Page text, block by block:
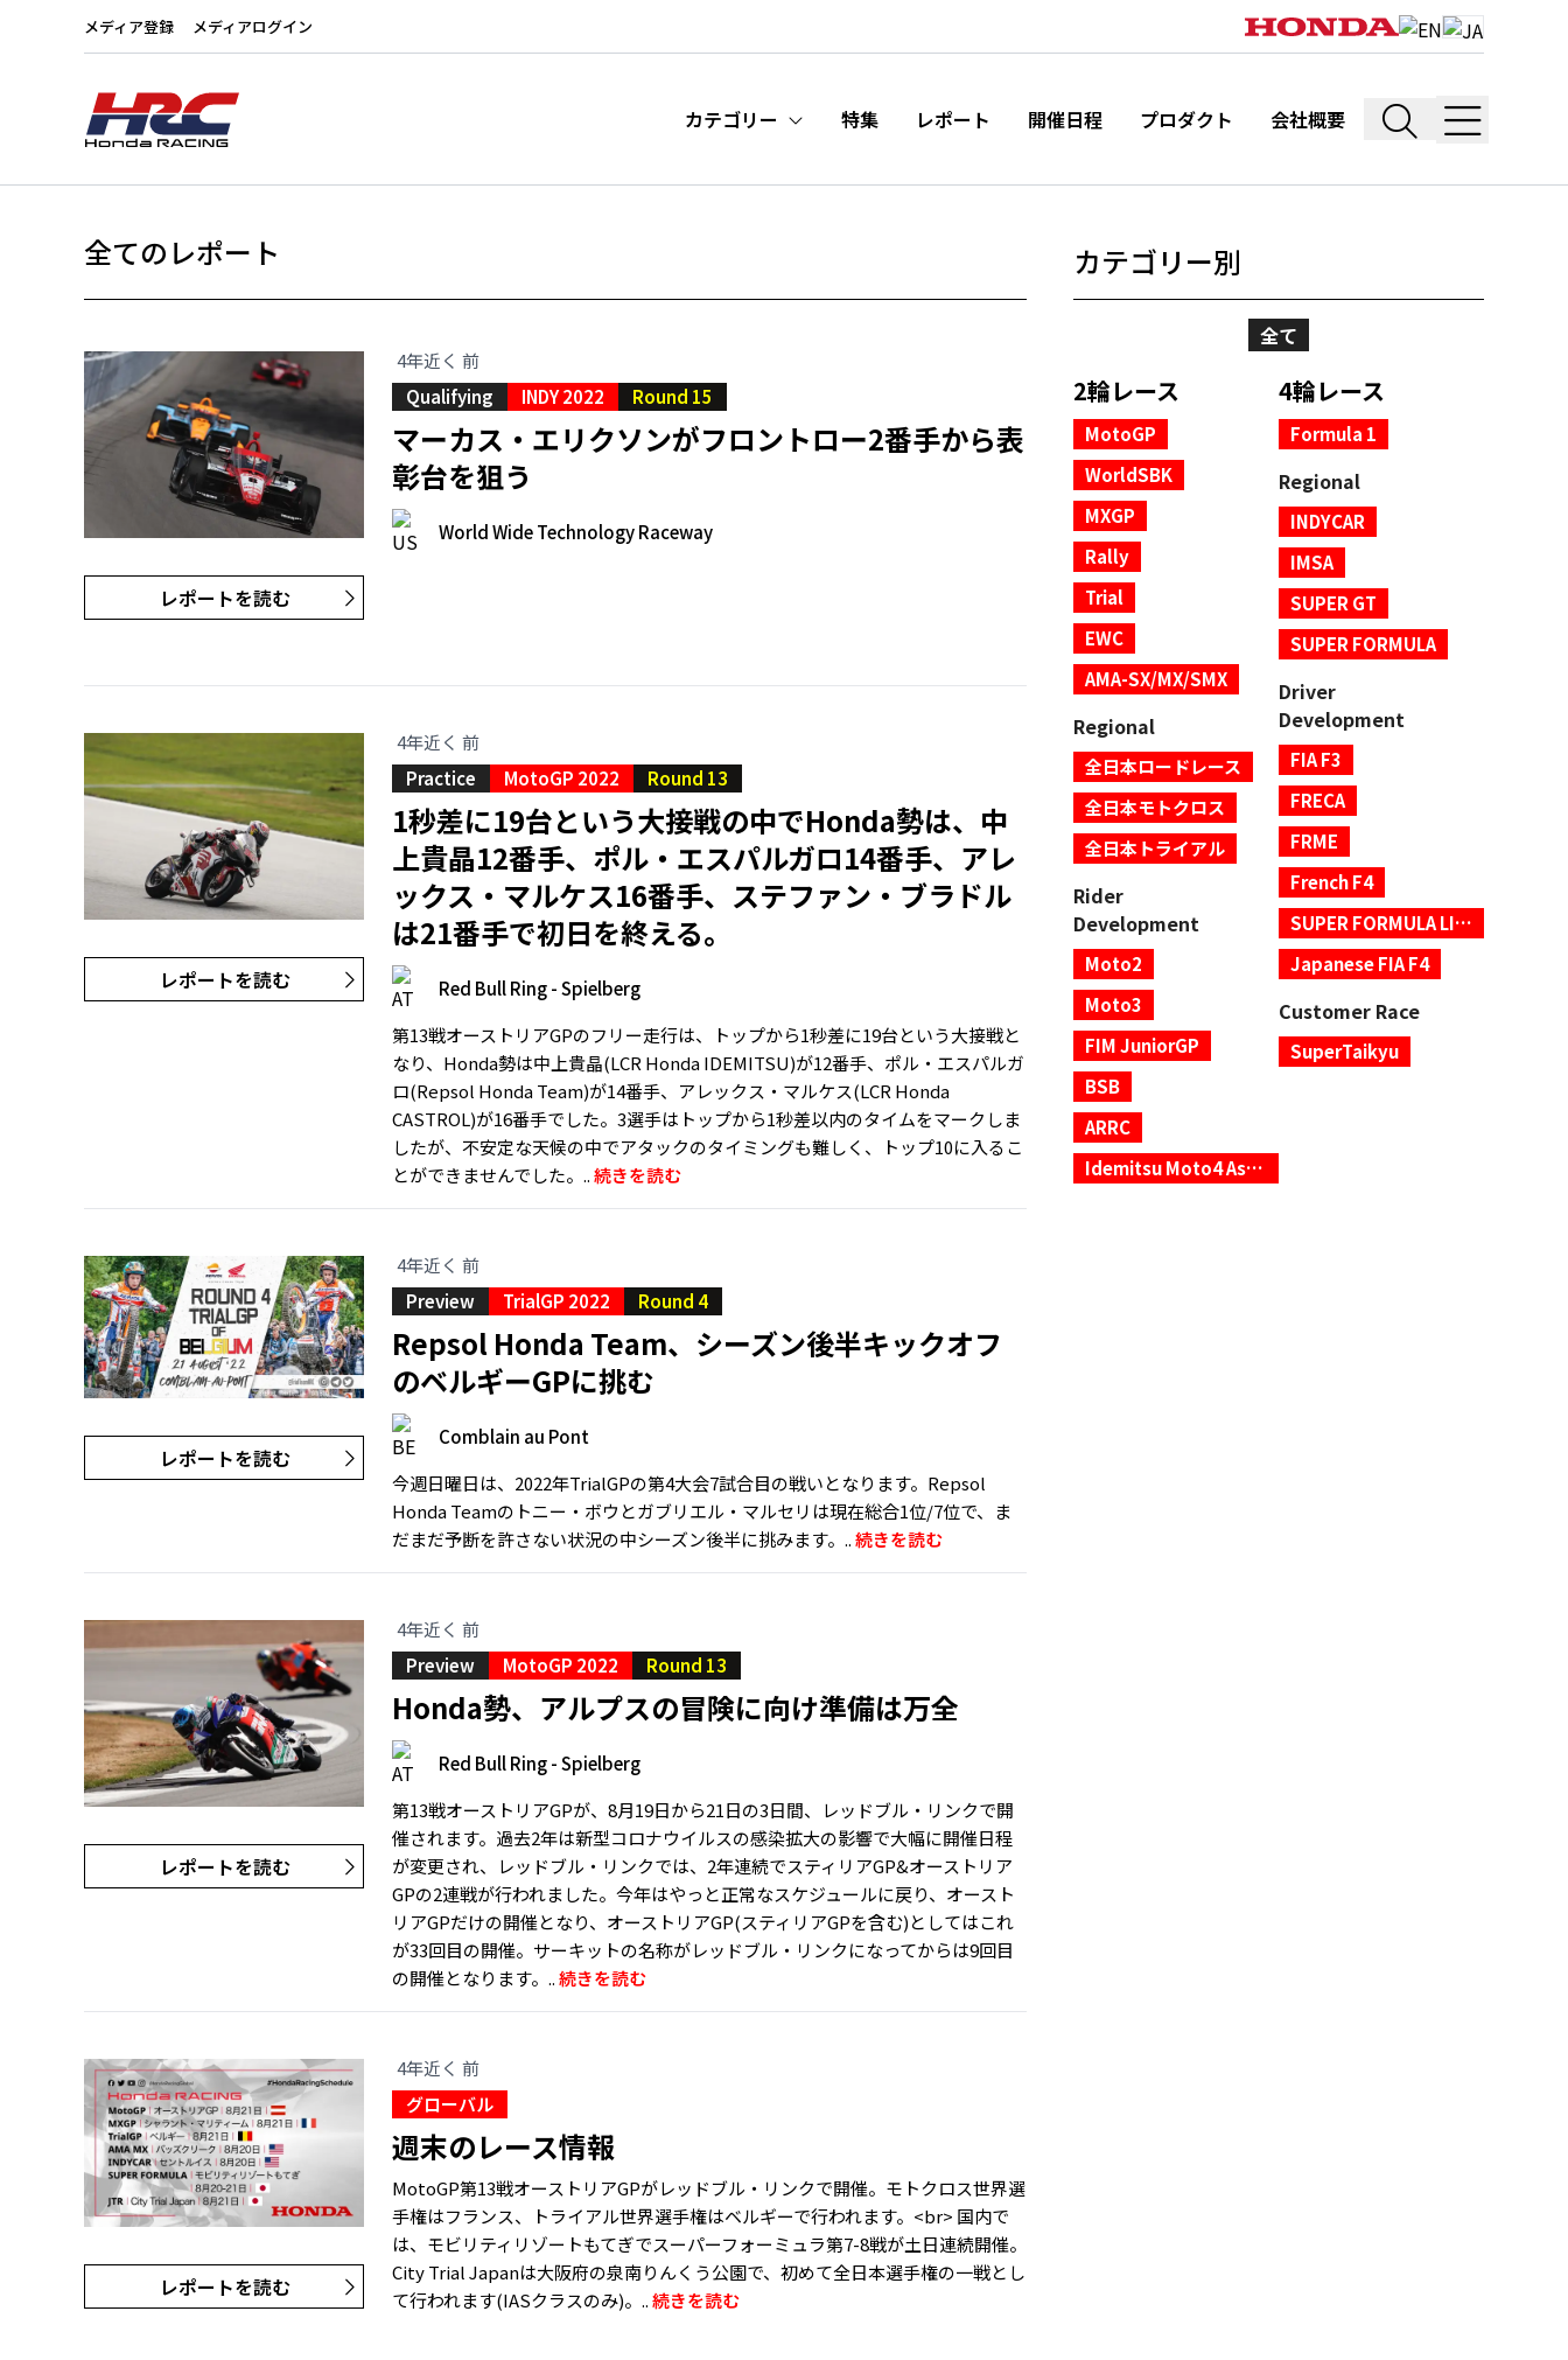
メディア登録 メディアログイン
カテゴリー 特集 レポート 開催日程 プロダクト 会社概要
全てのレポート
レポートを読む
4年近く 前
Qualifying
INDY 2022 Round 15
マーカス・エリクソンがフロントロー2番手から表
彰台を狙う
World Wide Technology Raceway
レポートを読む
4年近く 前
Practice
MotoGP 2022 Round 13
1秒差に19台という大接戦の中でHonda勢は、中
上貴晶12番手、ポル・エスパルガロ14番手、アレ
ックス・マルケス16番手、ステファン・ブラドル
は21番手で初日を終える。
Red Bull Ring - Spielberg
第13戦オーストリアGPのフリー走行は、トップから1秒差に19台という大接戦と
なり、Honda勢は中上貴晶(LCR Honda IDEMITSU)が12番手、ポル・エスパルガ
ロ(Repsol Honda Team)が14番手、アレックス・マルケス(LCR Honda
CASTROL)が16番手でした。3選手はトップから1秒差以内のタイムをマークしま
したが、不安定な天候の中でアタックのタイミングも難しく、トップ10に入るこ
とができませんでした。..続きを読む
レポートを読む
4年近く 前
Preview
TrialGP 2022 Round 4
Repsol Honda Team、シーズン後半キックオフ
のベルギーGPに挑む
Comblain au Pont
今週日曜日は、2022年TrialGPの第4大会7試合目の戦いとなります。Repsol
Honda Teamのトニー・ボウとガブリエル・マルセリは現在総合1位/7位で、ま
だまだ予断を許さない状況の中シーズン後半に挑みます。..続きを読む
レポートを読む
4年近く 前
Preview
MotoGP 2022 Round 13
Honda勢、アルプスの冒険に向け準備は万全
Red Bull Ring - Spielberg
第13戦オーストリアGPが、8月19日から21日の3日間、レッドブル・リンクで開
催されます。過去2年は新型コロナウイルスの感染拡大の影響で大幅に開催日程
が変更され、レッドブル・リンクでは、2年連続でスティリアGP&オーストリア
GPの2連戦が行われました。今年はやっと正常なスケジュールに戻り、オースト
リアGPだけの開催となり、オーストリアGP(スティリアGPを含む)としてはこれ
が33回目の開催。サーキットの名称がレッドブル・リンクになってからは9回目
の開催となります。..続きを読む
レポートを読む
4年近く 前
グローバル
週末のレース情報
MotoGP第13戦オーストリアGPがレッドブル・リンクで開催。モトクロス世界選
手権はフランス、トライアル世界選手権はベルギーで行われます。<br> 国内で
は、モビリティリゾートもてぎでスーパーフォーミュラ第7-8戦が土日連続開催。
City Trial Japanは大阪府の泉南りんくう公園で、初めて全日本選手権の一戦とし
て行われます(IASクラスのみ)。..続きを読む
カテゴリー別
全て
2輪レース
MotoGP
WorldSBK
MXGP
Rally
Trial
EWC
AMA-SX/MX/SMX
Regional
全日本ロードレース
全日本モトクロス
全日本トライアル
Rider
Development
Moto2
Moto3
FIM JuniorGP
BSB
ARRC
Idemitsu Moto4 Asia Cup
4輪レース
Formula 1
Regional
INDYCAR
IMSA
SUPER GT
SUPER FORMULA
Driver
Development
FIA F3
FRECA
FRME
French F4
SUPER FORMULA LIGHTS
Japanese FIA F4
Customer Race
SuperTaikyu